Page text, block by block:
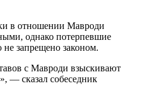
в отношении Мавроди
однако потерпевшие
не запрещено законом.
с Мавроди взыскивают
— сказал собеседник